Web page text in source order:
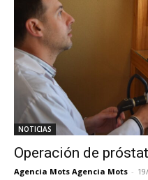
NOTICIAS
Operación de
Agencia Mots Agencia Mots -